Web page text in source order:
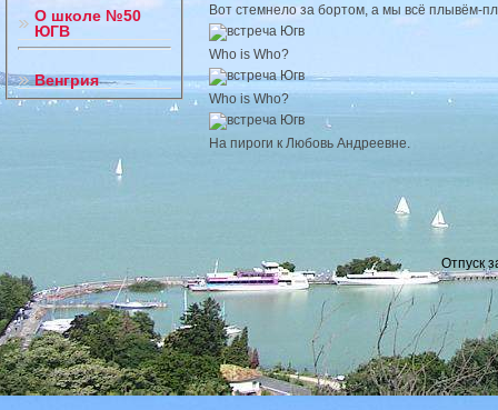
О школе №50
ЮГВ
Венгрия
Вот стемнело за бортом, а мы всё плывём-
Who is Who?
Who is Who?
На пироги к Любовь Андреевне.
Отпуск